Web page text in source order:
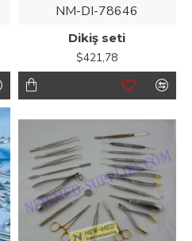
NM-DI-78646
Dikiş seti
$421,78